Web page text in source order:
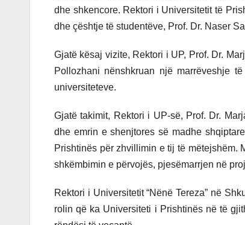
dhe shkencore. Rektori i Universitetit të
dhe çështje të studentëve, Prof. Dr. Naser
Gjatë kësaj vizite, Rektori i UP, Prof. Dr.
Pollozhani nënshkruan një marrëveshje
universiteteve.
Gjatë takimit, Rektori i UP-së, Prof. Dr.
dhe emrin e shenjtores së madhe
Prishtinës për zhvillimin e tij të mëtejshëm.
shkëmbimin e përvojës, pjesëmarrjen në
Rektori i Universitetit “Nënë Tereza” në
rolin që ka Universiteti i Prishtinës në të